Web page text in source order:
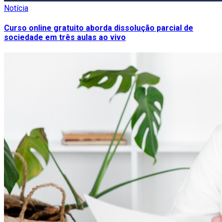
Notícia
Curso online gratuito aborda dissolução parcial de
sociedade em três aulas ao vivo